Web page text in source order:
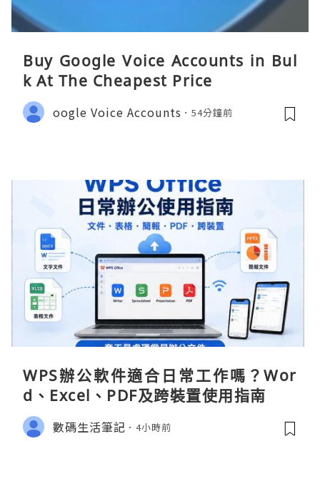
Buy Google Voice Accounts in Bul
k At The Cheapest Price
oogle Voice Accounts 54分鐘前
WPS辦公軟件適合日常工作嗎？Wor
d、Excel、PDF及跨裝置使用指南
數碼生活筆記 4小時前